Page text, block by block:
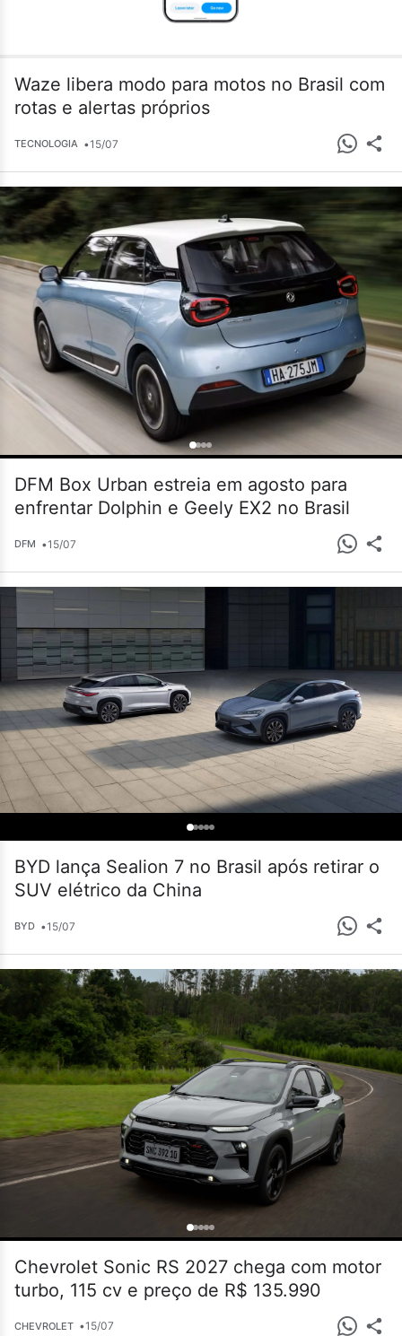
Waze libera modo para motos no Brasil com
rotas e alertas próprios
TECNOLOGIA •15/07
DFM Box Urban estreia em agosto para
enfrentar Dolphin e Geely EX2 no Brasil
DFM •15/07
BYD lança Sealion 7 no Brasil após retirar o
SUV elétrico da China
BYD •15/07
Chevrolet Sonic RS 2027 chega com motor
turbo, 115 cv e preço de R$ 135.990
CHEVROLET •15/07